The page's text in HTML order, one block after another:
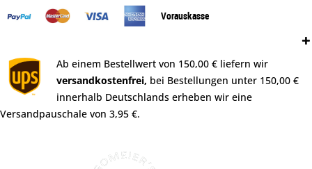
Vorauskasse
Ab einem Bestellwert von 150,00 € liefern wir
versandkostenfrei, bei Bestellungen unter 150,00 €
innerhalb Deutschlands erheben wir eine
Versandpauschale von 3,95 €.